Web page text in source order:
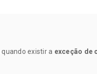
quando existir a exceção de